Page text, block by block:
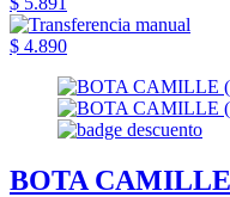
$ 4.890
BOTA